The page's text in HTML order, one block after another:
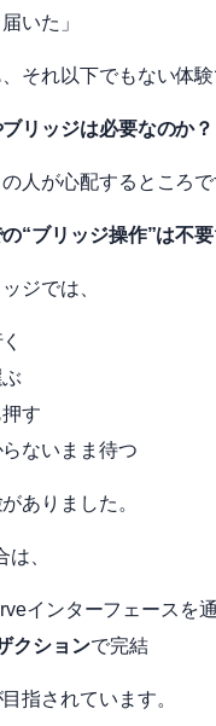
いた」
それ以下でもない体験
リッジは必要なのか？
人が心配するところで
“ブリッジ操作”は不要
ジでは、
す
ないまま待つ
ありました。
、
インターフェースを
クションで完結
指されています。